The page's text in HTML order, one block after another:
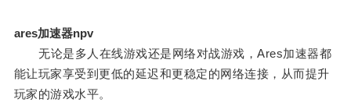
ares加速器npv
无论是多人在线游戏还是网络对战游戏，Ares加速器都
能让玩家享受到更低的延迟和更稳定的网络连接，从而提升
玩家的游戏水平。